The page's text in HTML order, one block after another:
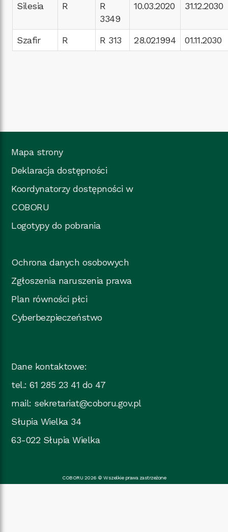
Silesia R
R
3349
10.03.2020 31.12.2030
Szafir R R 313 28.02.1994 01.11.2030
Mapa strony
Deklaracja dostępności
Koordynatorzy dostępności w
COBORU
Logotypy do pobrania
Ochrona danych osobowych
Zgłoszenia naruszenia prawa
Plan równości płci
Cyberbezpieczeństwo
Dane kontaktowe:
tel.: 61 285 23 41 do 47
mail: sekretariat@coboru.gov.pl
Słupia Wielka 34
63-022 Słupia Wielka
COBORU 2026 © Wszelkie prawa zastrzeżone